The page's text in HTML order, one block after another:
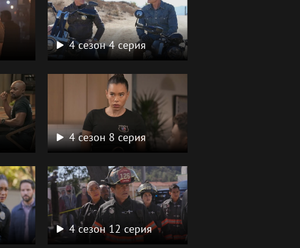
4 сезон 4 серия
4 сезон 8 серия
4 сезон 12 серия